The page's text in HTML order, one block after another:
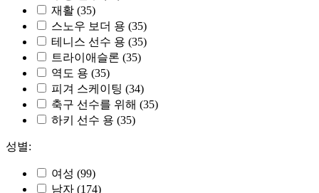
재활 (35)
스노우 보더 용 (35)
테니스 선수 용 (35)
트라이애슬론 (35)
역도 용 (35)
피겨 스케이팅 (34)
축구 선수를 위해 (35)
하키 선수 용 (35)
성별:
여성 (99)
남자 (174)